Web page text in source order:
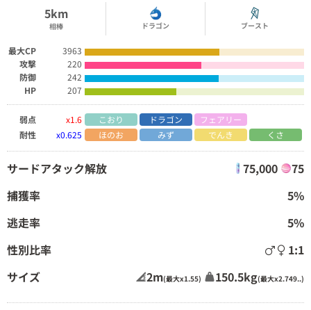
5km
相棒 ドラゴン ブースト
最大CP
3963
攻撃
220
防御
242
HP
207
弱点 x1.6 こおり ドラゴン
フェアリー
耐性
x0.625 ほのお みず でんき くさ
サードアタック解放 75,000
75
捕獲率
5%
逃走率
5%
性別比率
1:1
サイズ
2m(最大x1.55) 150.5kg(最大x2.749..)